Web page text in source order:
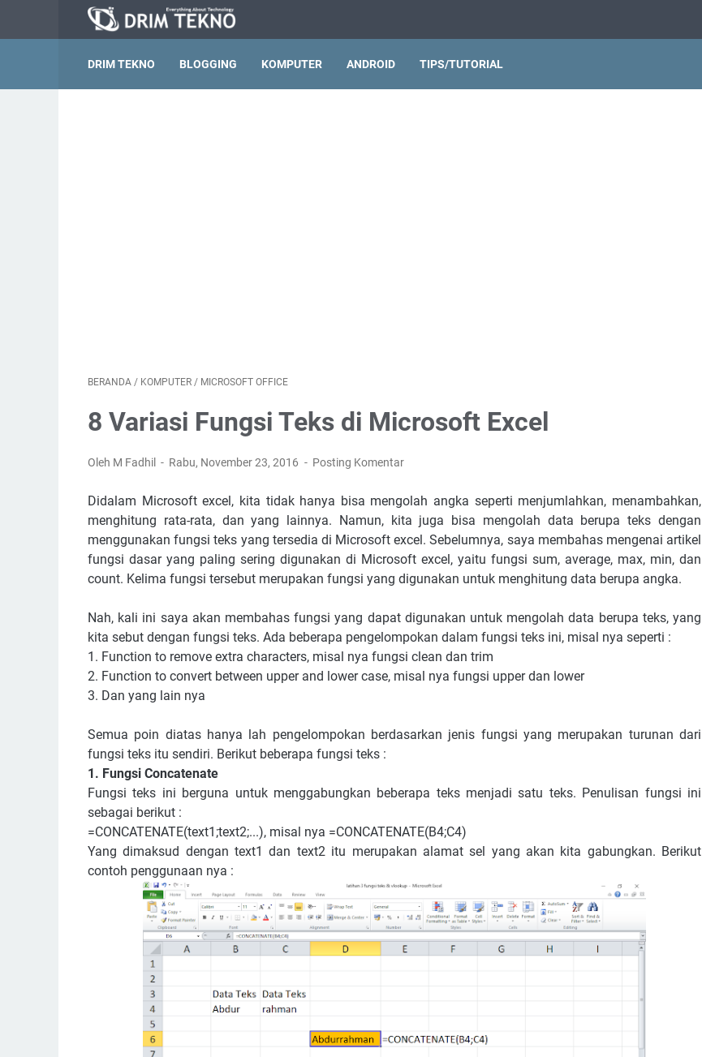
DRIM TEKNO BLOGGING KOMPUTER ANDROID TIPS/TUTORIAL
BERANDA / KOMPUTER / MICROSOFT OFFICE
8 Variasi Fungsi Teks di Microsoft Excel
Oleh M Fadhil Rabu, November 23, 2016 Posting Komentar
Didalam Microsoft excel, kita tidak hanya bisa mengolah angka seperti menjumlahkan, menambahkan,
menghitung rata-rata, dan yang lainnya. Namun, kita juga bisa mengolah data berupa teks dengan
menggunakan fungsi teks yang tersedia di Microsoft excel. Sebelumnya, saya membahas mengenai artikel
fungsi dasar yang paling sering digunakan di Microsoft excel, yaitu fungsi sum, average, max, min, dan
count. Kelima fungsi tersebut merupakan fungsi yang digunakan untuk menghitung data berupa angka.
Nah, kali ini saya akan membahas fungsi yang dapat digunakan untuk mengolah data berupa teks, yang
kita sebut dengan fungsi teks. Ada beberapa pengelompokan dalam fungsi teks ini, misal nya seperti :
1. Function to remove extra characters, misal nya fungsi clean dan trim
2. Function to convert between upper and lower case, misal nya fungsi upper dan lower
3. Dan yang lain nya
Semua poin diatas hanya lah pengelompokan berdasarkan jenis fungsi yang merupakan turunan dari
fungsi teks itu sendiri. Berikut beberapa fungsi teks :
1. Fungsi Concatenate
Fungsi teks ini berguna untuk menggabungkan beberapa teks menjadi satu teks. Penulisan fungsi ini
sebagai berikut :
=CONCATENATE(text1;text2;...), misal nya =CONCATENATE(B4;C4)
Yang dimaksud dengan text1 dan text2 itu merupakan alamat sel yang akan kita gabungkan. Berikut
contoh penggunaan nya :